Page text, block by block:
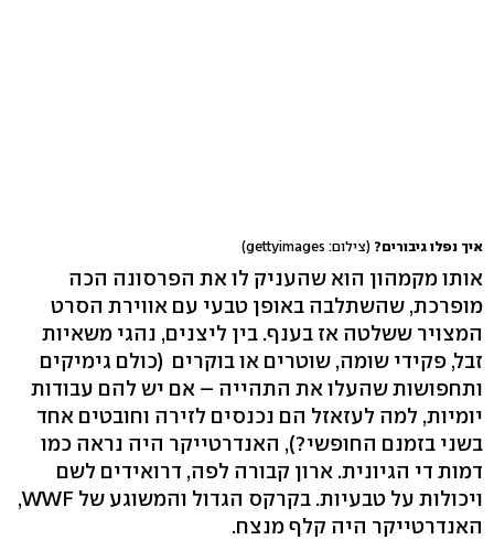
איך נפלו גיבורים? (צילום: gettyimages)
אותו מקמהון הוא שהעניק לו את הפרסונה הכה
מופרכת, שהשתלבה באופן טבעי עם אווירת הסרט
המצויר ששלטה אז בענף. בין ליצנים, נהגי משאיות
זבל, פקידי שומה, שוטרים או בוקרים (כולם גימיקים
ותחפושות שהעלו את התהייה – אם יש להם עבודות
יומיות, למה לעזאזל הם נכנסים לזירה וחובטים אחד
בשני בזמנם החופשי?), האנדרטייקר היה נראה כמו
דמות די הגיונית. ארון קבורה לפה, דרואידים לשם
ויכולות על טבעיות. בקרקס הגדול והמשוגע של WWF,
האנדרטייקר היה קלף מנצח.